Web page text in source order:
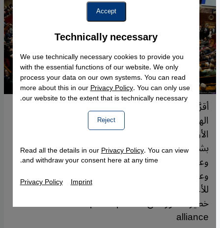
أقرَّ البرلمان الفرنسي مشروع قانون مثير للجدل بشأن
الهجرة: أقرّ البرلمان الفرنسي بصورة نهائية ليل الثلاثاء
الأربعاء 20 / 12 / 2023 مشروع قانون مثير للجدل
بشأن الهجرة بعدما أيّده في مجلس النواب 349 نائباً
وعارضه 186 نائباً بعيد إقراره في مجلس الشيوخ.
وعلى الرّغم من أنّ إقرار هذا النصّ يمثّل انتصاراً
للأغلبية البرلمانية، إلا أنّه ينطوي على عواقب سياسية
خطيرة. صورة من Michel Euler/AP photo/picture
alliance
Technically necessary
We use technically necessary cookies to provide you
with the essential functions of our website. We only
process your data on our own systems. You can read
more about this in ourPrivacy Policy. You can only use
our website to the extent that is technically necessary.
Reject
Google Maps Embed
Accept
Read all the details in ourPrivacy Policy. You can view
and withdraw your consent here at any time.
Privacy Policy Imprint